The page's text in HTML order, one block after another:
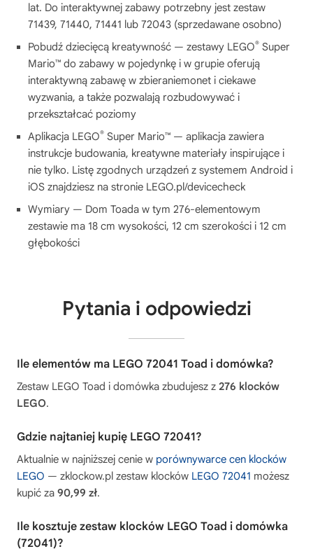
lat. Do interaktywnej zabawy potrzebny jest zestaw
71439, 71440, 71441 lub 72043 (sprzedawane osobno)
Pobudź dziecięcą kreatywność — zestawy LEGO® Super
Mario™ do zabawy w pojedynkę i w grupie oferują
interaktywną zabawę w zbieraniemonet i ciekawe
wyzwania, a także pozwalają rozbudowywać i
przekształcać poziomy
Aplikacja LEGO® Super Mario™ — aplikacja zawiera
instrukcje budowania, kreatywne materiały inspirujące i
nie tylko. Listę zgodnych urządzeń z systemem Android i
iOS znajdziesz na stronie LEGO.pl/devicecheck
Wymiary — Dom Toada w tym 276-elementowym
zestawie ma 18 cm wysokości, 12 cm szerokości i 12 cm
głębokości
Pytania i odpowiedzi
Ile elementów ma LEGO 72041 Toad i domówka?
Zestaw LEGO Toad i domówka zbudujesz z 276 klocków
LEGO.
Gdzie najtaniej kupię LEGO 72041?
Aktualnie w najniższej cenie w porównywarce cen klocków
LEGO — zklockow.pl zestaw klocków LEGO 72041 możesz
kupić za 90,99 zł.
Ile kosztuje zestaw klocków LEGO Toad i domówka
(72041)?